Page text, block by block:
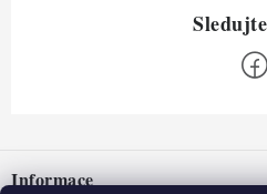
Informace